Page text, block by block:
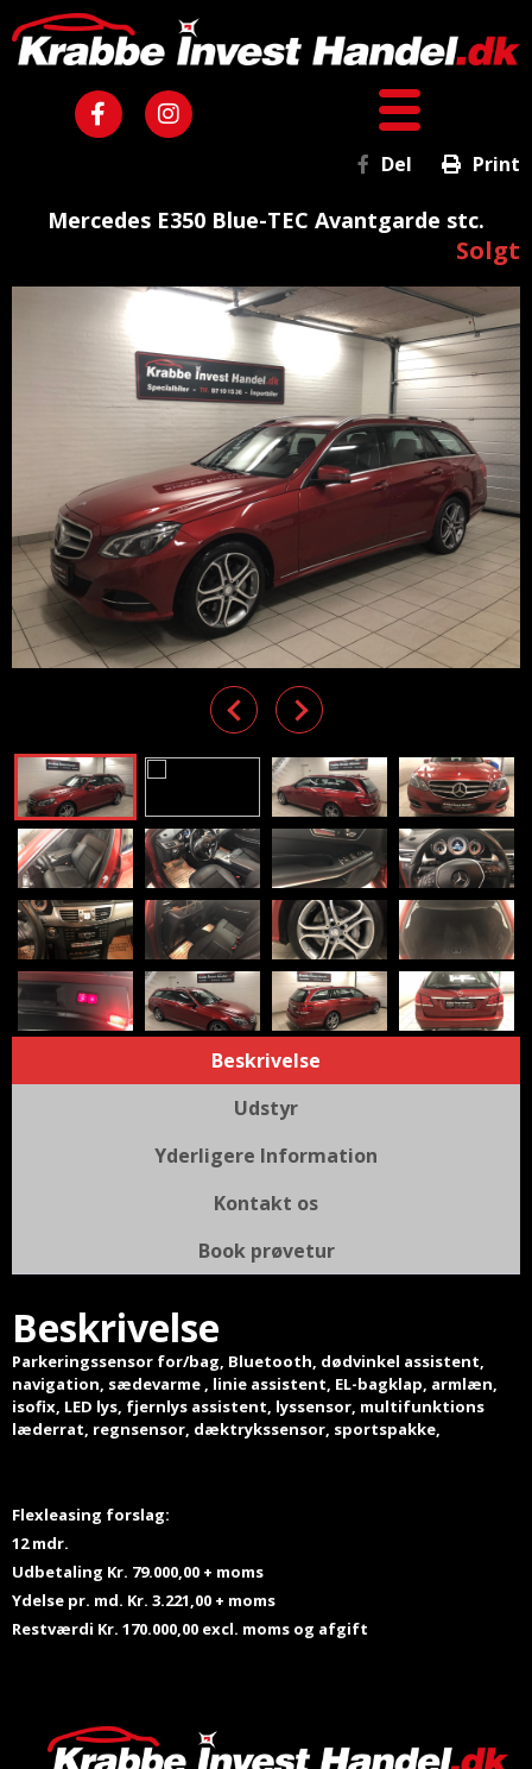
Del Print
Mercedes E350 Blue-TEC Avantgarde stc.
Solgt
Previous
Next
Beskrivelse
Udstyr
Yderligere Information
Kontakt os
Book prøvetur
Beskrivelse
Parkeringssensor for/bag, Bluetooth, dødvinkel assistent,
navigation, sædevarme , linie assistent, EL-bagklap, armlæn,
isofix, LED lys, fjernlys assistent, lyssensor, multifunktions
læderrat, regnsensor, dæktrykssensor, sportspakke,
Flexleasing forslag:
12 mdr.
Udbetaling Kr. 79.000,00 + moms
Ydelse pr. md. Kr. 3.221,00 + moms
Restværdi Kr. 170.000,00 excl. moms og afgift